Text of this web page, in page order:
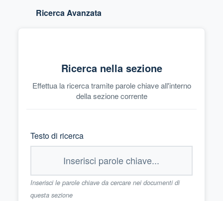
Ricerca Avanzata
Ricerca nella sezione
Effettua la ricerca tramite parole chiave all'interno
della sezione corrente
Testo di ricerca
Inserisci le parole chiave da cercare nei documenti di
questa sezione